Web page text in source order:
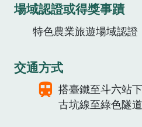
場域認證或得獎事蹟
特色農業旅遊場域認證
交通方式
搭臺鐵至斗六站
古坑線至綠色隧道